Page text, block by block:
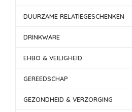
DUURZAME RELATIEGESCHENKEN
DRINKWARE
EHBO & VEILIGHEID
GEREEDSCHAP
GEZONDHEID & VERZORGING